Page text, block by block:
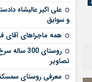
مرا به خاطر بسپار
علی‌ اکبر عالیشاه
و سوابق
همه ماجراهای آقای
روستای
تصاویر
معرفی روستای